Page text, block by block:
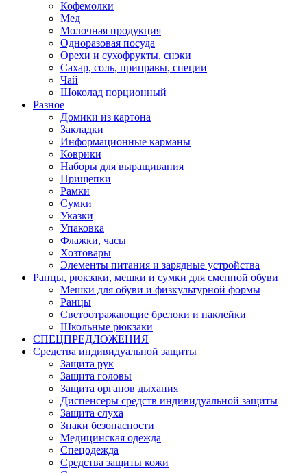
Кофемолки
Мед
Молочная продукция
Одноразовая посуда
Орехи и сухофрукты, снэки
Сахар, соль, приправы, специи
Чай
Шоколад порционный
Разное
Домики из картона
Закладки
Информационные карманы
Коврики
Наборы для выращивания
Прищепки
Рамки
Сумки
Указки
Упаковка
Флажки, часы
Хозтовары
Элементы питания и зарядные устройства
Ранцы, рюкзаки, мешки и сумки для сменной обуви
Мешки для обуви и физкультурной формы
Ранцы
Светоотражающие брелоки и наклейки
Школьные рюкзаки
СПЕЦПРЕДЛОЖЕНИЯ
Средства индивидуальной защиты
Защита рук
Защита головы
Защита органов дыхания
Диспенсеры средств индивидуальной защиты
Защита слуха
Знаки безопасности
Медицинская одежда
Спецодежда
Средства защиты кожи